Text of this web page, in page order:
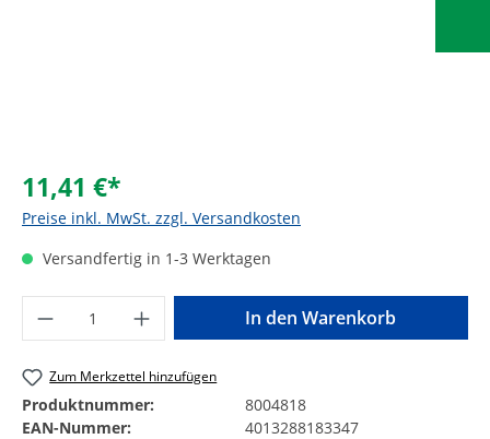
11,41 €*
Preise inkl. MwSt. zzgl. Versandkosten
Versandfertig in 1-3 Werktagen
Produkt Anzahl: Gib den gewünschten
In den Warenkorb
Zum Merkzettel hinzufügen
Produktnummer:
8004818
EAN-Nummer:
4013288183347